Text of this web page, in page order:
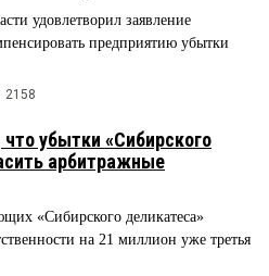
удовлетворил заявление
предприятию убытки
2158
убытки «Сибирского
арбитражные
«Сибирского деликатеса»
на 21 миллион уже третья